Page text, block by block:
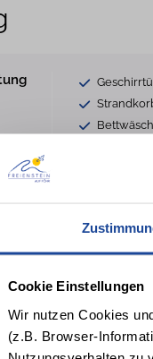
Cookie Einstellungen
Wir nutzen Cookies
(z.B. Browser-
Terrasse
Heizung